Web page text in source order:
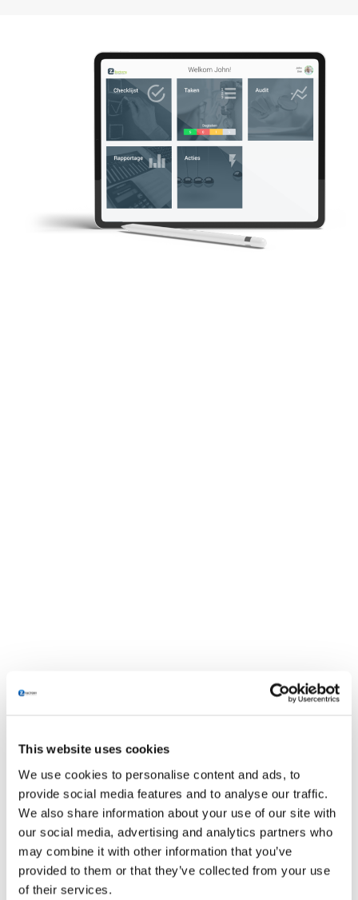
This website uses cookies
We use cookies to personalise content and ads, to
provide social media features and to analyse our traffic.
We also share information about your use of our site with
our social media, advertising and analytics partners who
may combine it with other information that you’ve
provided to them or that they’ve collected from your use
of their services.
Wat is een SOP?
Een Standard Operating Procedure of SOP is
een werkinstructie die beschrijft hoe een
bepaalde handeling door een operator
uitgevoerd dient te worden. Bijvoorbeeld het
ombouwen van een productielijn, het oplossen